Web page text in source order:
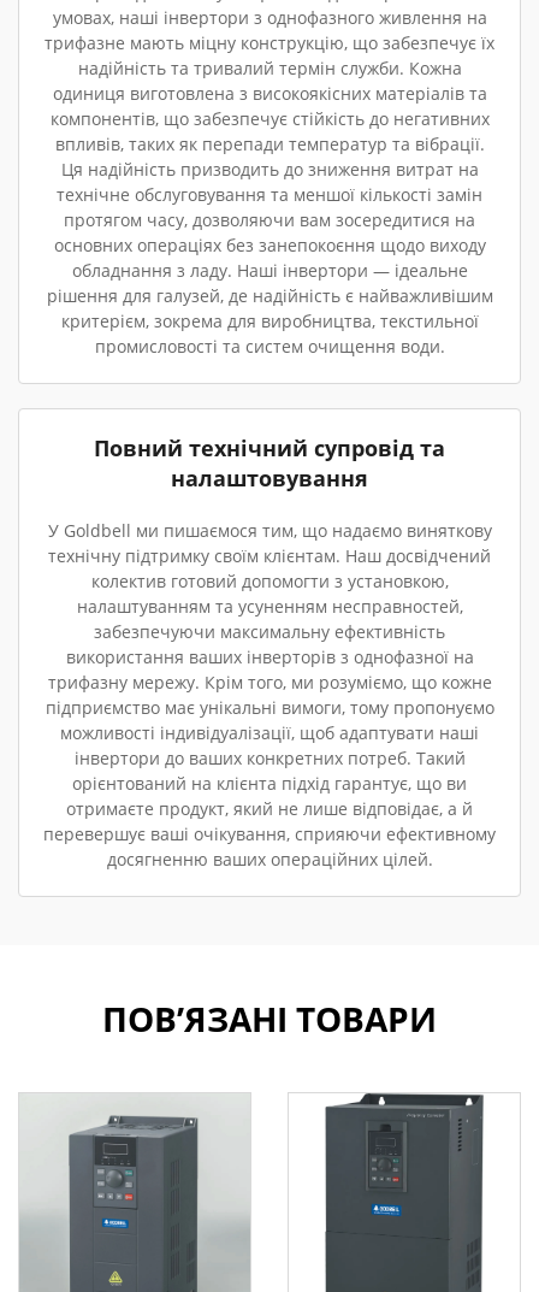
умовах, наші інвертори з однофазного живлення на
трифазне мають міцну конструкцію, що забезпечує їх
надійність та тривалий термін служби. Кожна
одиниця виготовлена з високоякісних матеріалів та
компонентів, що забезпечує стійкість до негативних
впливів, таких як перепади температур та вібрації.
Ця надійність призводить до зниження витрат на
технічне обслуговування та меншої кількості замін
протягом часу, дозволяючи вам зосередитися на
основних операціях без занепокоєння щодо виходу
обладнання з ладу. Наші інвертори — ідеальне
рішення для галузей, де надійність є найважливішим
критерієм, зокрема для виробництва, текстильної
промисловості та систем очищення води.
Повний технічний супровід та
налаштовування
У Goldbell ми пишаємося тим, що надаємо виняткову
технічну підтримку своїм клієнтам. Наш досвідчений
колектив готовий допомогти з установкою,
налаштуванням та усуненням несправностей,
забезпечуючи максимальну ефективність
використання ваших інверторів з однофазної на
трифазну мережу. Крім того, ми розуміємо, що кожне
підприємство має унікальні вимоги, тому пропонуємо
можливості індивідуалізації, щоб адаптувати наші
інвертори до ваших конкретних потреб. Такий
орієнтований на клієнта підхід гарантує, що ви
отримаєте продукт, який не лише відповідає, а й
перевершує ваші очікування, сприяючи ефективному
досягненню ваших операційних цілей.
ПОВ’ЯЗАНІ ТОВАРИ